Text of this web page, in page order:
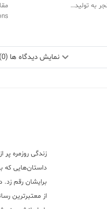
به تولید…
نمایش دیدگاه ها (0)
زندگی روزمره
داستان‌هایی که
برایشان رقم
از معتبر‌ترین